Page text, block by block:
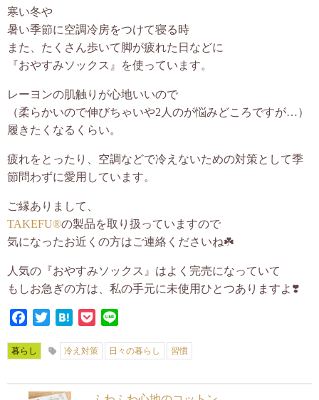
寒い冬や
暑い季節に空調冷房をつけて寝る時
また、たくさん歩いて脚が疲れた日などに
『おやすみソックス』を使っています。
レーヨンの肌触りが心地いいので
（柔らかいので伸びちゃいや2人のが悩みどころですが…）
履きたくなるくらい。
疲れをとったり、空調などで冷えないための対策として季
節問わずに愛用しています。
ご縁ありまして、
TAKEFU®︎の製品を取り扱っていますので
気になったお近くの方はご連絡くださいね☘️
人気の『おやすみソックス』はよく完売になっていて
もしお急ぎの方は、私の手元に未使用ひとつありますよ❣️
FacebookTwitterHatenaPocket
暮らし 冷え対策 日々の暮らし 習慣